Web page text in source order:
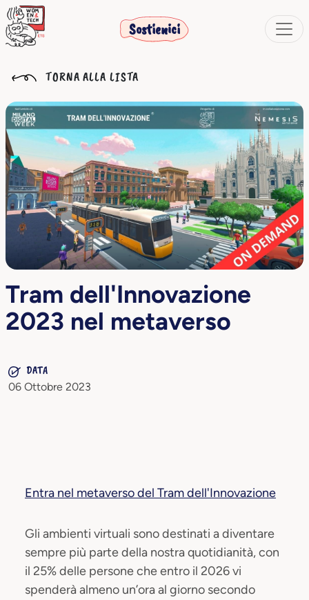
Sostienici
TORNA ALLA LISTA
Tram dell'Innovazione
2023 nel metaverso
DATA
06 Ottobre 2023
Entra nel metaverso del Tram dell'Innovazione
Gli ambienti virtuali sono destinati a diventare
sempre più parte della nostra quotidianità, con
il 25% delle persone che entro il 2026 vi
spenderà almeno un’ora al giorno secondo